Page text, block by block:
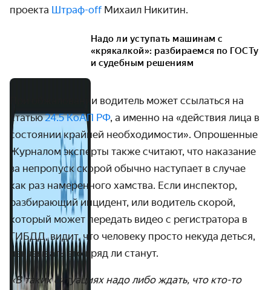
проекта Штраф-off Михаил Никитин.
Надо ли уступать машинам с
«крякалкой»: разбираемся по ГОСТу
и судебным решениям
При обжаловании водитель может ссылаться на
статью24.5 КоАП РФ, а именно на «действия лица в
состоянии крайней необходимости». Опрошенные
Журналом эксперты также считают, что наказание
за непропуск скорой обычно наступает в случае
как раз намеренного хамства. Если инспектор,
разбирающий инцидент, или водитель скорой,
который может передать видео с регистратора в
ГИБДД, видит, что человеку просто некуда деться,
наказывать его вряд ли станут.
«В таких ситуациях надо либо ждать, что кто-то